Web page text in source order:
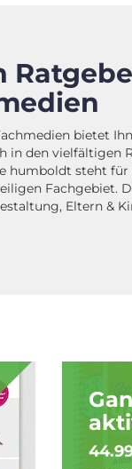
bietet
in den
humboldt steht
Fachgebiet.
Eltern &